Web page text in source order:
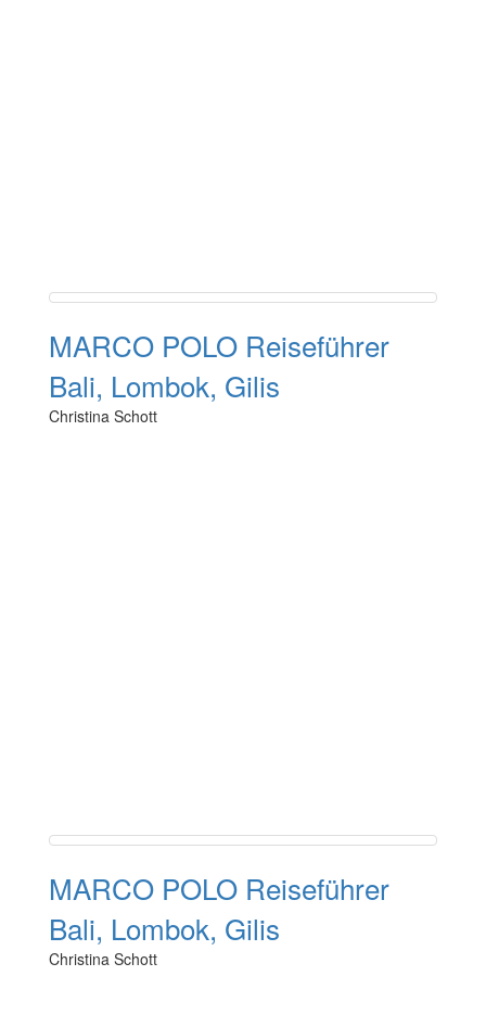
MARCO POLO Reiseführer
Bali, Lombok, Gilis
Christina Schott
MARCO POLO Reiseführer
Bali, Lombok, Gilis
Christina Schott